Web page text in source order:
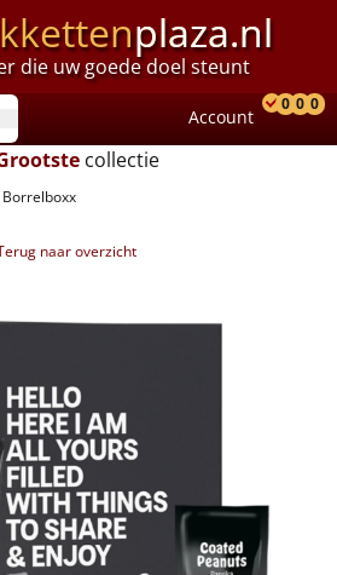
plaza.nl
die uw goede doel steunt
Account
0 0 0
collectie
Borrelboxx
naar overzicht